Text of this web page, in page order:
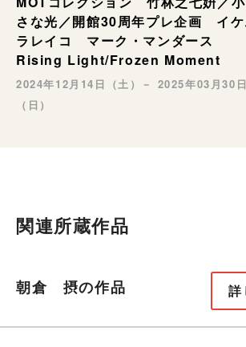
さな光／開館30周年プレ企画 イケ
ラレイコ マーク・マンダース
Rising Light/Frozen Moment
2024年12月14日（土）－ 2025年03月30日
（日）
関連所蔵作品
朝倉 摂の作品 詳